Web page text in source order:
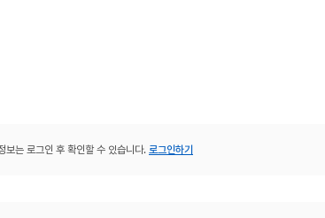
보는 로그인 후 확인할 수 있습니다. 로그인하기